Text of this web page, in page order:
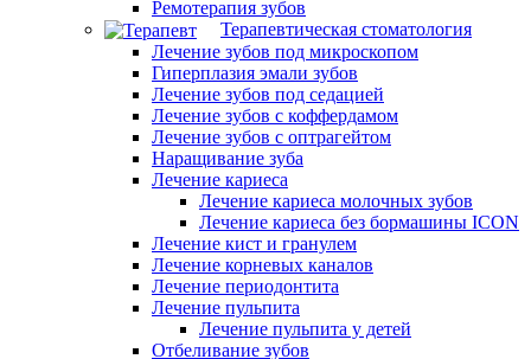
Ремотерапия зубов
Терапевтическая стоматология
Лечение зубов под микроскопом
Гиперплазия эмали зубов
Лечение зубов под седацией
Лечение зубов с коффердамом
Лечение зубов с оптрагейтом
Наращивание зуба
Лечение кариеса
Лечение кариеса молочных зубов
Лечение кариеса без бормашины ICON
Лечение кист и гранулем
Лечение корневых каналов
Лечение периодонтита
Лечение пульпита
Лечение пульпита у детей
Отбеливание зубов